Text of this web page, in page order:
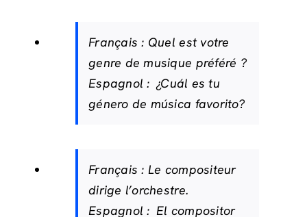
Français : Quel est votre
genre de musique préféré ?
Espagnol : ¿Cuál es tu
género de música favorito?
Français : Le compositeur
dirige l’orchestre.
Espagnol : El compositor